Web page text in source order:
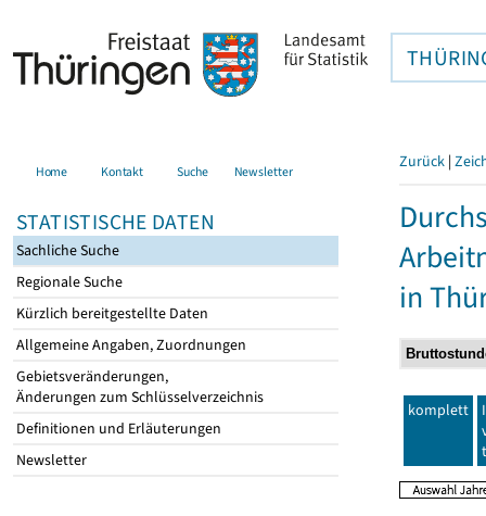
Home Kontakt Suche Newsletter
STATISTISCHE DATEN
Sachliche Suche
Regionale Suche
Kürzlich bereitgestellte Daten
Allgemeine Angaben, Zuordnungen
Gebietsveränderungen,
Änderungen zum Schlüsselverzeichnis
Definitionen und Erläuterungen
Newsletter
Zurück |
in
komplett